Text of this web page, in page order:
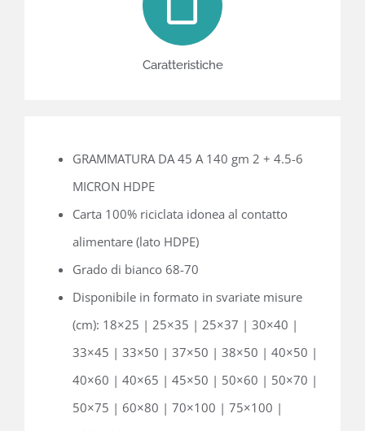
Caratteristiche
GRAMMATURA DA 45 A 140 gm 2 + 4.5-6
MICRON HDPE
Carta 100% riciclata idonea al contatto
alimentare (lato HDPE)
Grado di bianco 68-70
Disponibile in formato in svariate misure
(cm): 18×25 | 25×35 | 25×37 | 30×40 |
33×45 | 33×50 | 37×50 | 38×50 | 40×50 |
40×60 | 40×65 | 45×50 | 50×60 | 50×70 |
50×75 | 60×80 | 70×100 | 75×100 |